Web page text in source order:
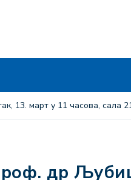
13. март у 11 часова, сала